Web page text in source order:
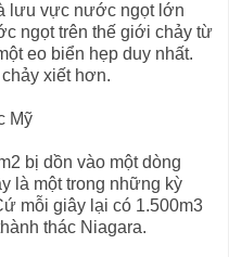
lưu vực nước ngọt lớn
ngọt trên thế giới chảy từ
eo biển hẹp duy nhất.
xiết hơn.
Mỹ
bị dồn vào một dòng
là một trong những kỳ
mỗi giây lại có 1.500m3
thác Niagara.